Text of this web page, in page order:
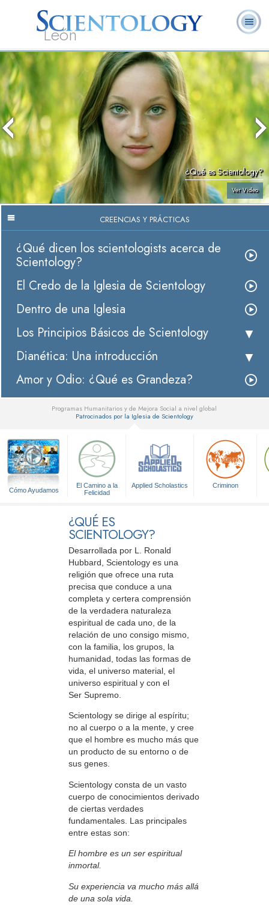
León
L. Ronald
Hubbard
¿Qué es
Scientology?
Ministros
Voluntarios
Preguntas
Frecuentes
Libros
¿Qué es Scientology?
Ver Video
CREENCIAS Y PRÁCTICAS
¿Qué dicen los scientologists acerca de
Scientology?
El Credo de la Iglesia de Scientology
Dentro de una Iglesia
Los Principios Básicos de Scientology
Dianética: Una introducción
Amor y Odio: ¿Qué es Grandeza?
Programas Humanitarios y de Mejora Social a nivel global
Patrocinados por la Iglesia de Scientology
Cómo Ayudamos
El Camino a la
Felicidad
Applied Scholastics Criminon
¿QUÉ ES
SCIENTOLOGY?
Desarrollada por L. Ronald
Hubbard, Scientology es una
religión que ofrece una ruta
precisa que conduce a una
completa y certera comprensión
de la verdadera naturaleza
espiritual de cada uno, de la
relación de uno consigo mismo,
con la familia, los grupos, la
humanidad, todas las formas de
vida, el universo material, el
universo espiritual y con el
Ser Supremo.
Scientology se dirige al espíritu;
no al cuerpo o a la mente, y cree
que el hombre es mucho más que
un producto de su entorno o de
sus genes.
Scientology consta de un vasto
cuerpo de conocimientos derivado
de ciertas verdades
fundamentales. Las principales
entre estas son:
El hombre es un ser espiritual
inmortal.
Su experiencia va mucho más allá
de una sola vida.